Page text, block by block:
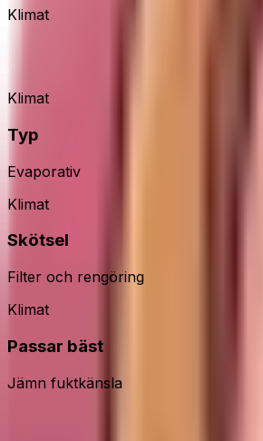
Klimat
Beurer LB200 luftfuktare
Klimat
Typ
Evaporativ
Klimat
Skötsel
Filter och rengöring
Klimat
Passar bäst
Jämn fuktkänsla